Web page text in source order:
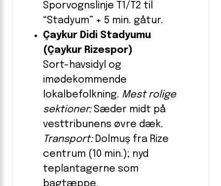
Sporvognslinje T1/T2 til
“Stadyum” + 5 min. gåtur.
Çaykur Didi Stadyumu
(Çaykur Rizespor)
Sort-havsidyl og
imødekommende
lokalbefolkning. Mest rolige
sektioner:Sæder midt på
vesttribunens øvre dæk.
Transport:Dolmuş fra Rize
centrum (10 min.); nyd
teplantagerne som
bagtæppe.